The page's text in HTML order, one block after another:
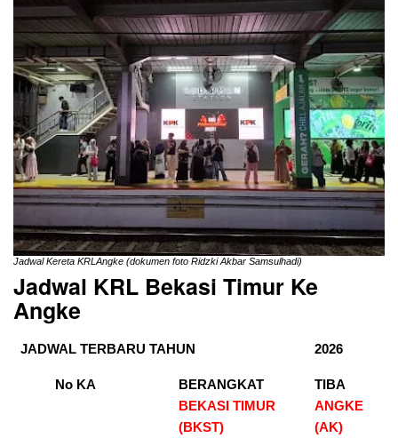
Jadwal Kereta KRLAngke (dokumen foto Ridzki Akbar Samsulhadi)
Jadwal KRL Bekasi Timur Ke
Angke
JADWAL TERBARU TAHUN 2026
No KA
BERANGKAT
BEKASI TIMUR
(BKST)
TIBA
ANGKE
(AK)